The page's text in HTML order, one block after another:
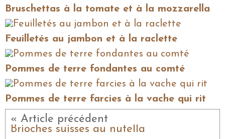
Bruschettas à la tomate et à la mozzarella
Feuilletés au jambon et à la raclette
Pommes de terre fondantes au comté
Pommes de terre farcies à la vache qui rit
« Article précédent
Brioches suisses au nutella